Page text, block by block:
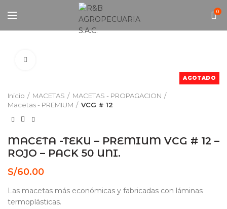
0
AGOTADO
Inicio MACETAS
MACETAS - PROPAGACION
Macetas - PREMIUM
VCG # 12
MACETA -TEKU – PREMIUM VCG # 12 –
ROJO – PACK 50 UNI.
S/60.00
Las macetas más económicas y fabricadas con láminas
termoplásticas.